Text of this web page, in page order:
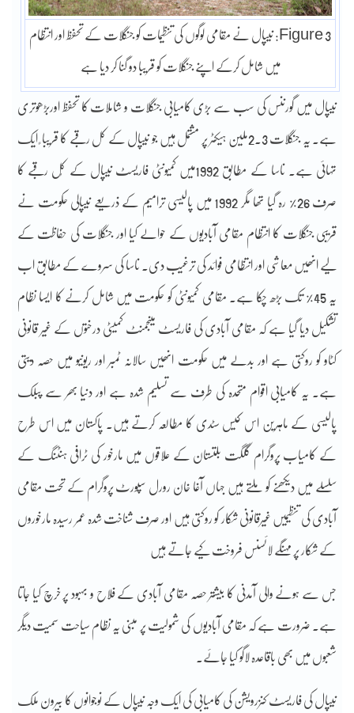
Figure 3: نیپال نے مقامی لوگوں کی تنظیمات کو جنگلات کے تحفظ اور انتظام
میں شامل کرکے اپنے جنگلات کو قریبا دو گنا کر دیا ہے
نیپال میں گورننس کی سب سے بڑی کامیابی جنگلات و شاملات کا تحفظ اوربڑھوتری
ہے۔ یہ جنگلات 2.3ملین ہیکٹر پر مشتمل ہیں جو نیپال کے کل رقبے کا قریبا ً ایک
تہائی ہے۔ ناسا کے مطابق 1992میں کمیونٹی فاریسٹ نیپال کے کُل رقبے کا
صرف 26% رہ گیا تھا مگر 1992 میں پالیسی ترامیم کے ذریعے نیپالی حکومت نے
قریبی جنگلات کا انتظام مقامی آبادیوں کے حوالے کیا اور جنگلات کی حفاظت کے
لیے انھیں معاشی اور انتظامی فوائد کی ترغیب دی۔ ناسا کی سروے کے مطابق اب
یہ 45% تک بڑھ چکا ہے۔ مقامی کمیونٹی کو حکومت میں شامل کرنے کا ایسا نظام
تشکیل دیا گیا ہے کہ مقامی آبادی کی فاریسٹ مینجمنٹ کمیٹی درختوں کے غیر قانونی
کٹاو کو روکتی ہے اور بدلے میں حکومت انھیں سالانہ ٹمبر اور ریونیو میں حصہ دیتی
ہے۔ یہ کامیابی اقوام متحدہ کی طرف سے تسلیم شدہ ہے اور دنیا بھر سے پبلک
پالیسی کے ماہرین اس کیس سٹدی کا مطالعہ کرتے ہیں۔ پاکستان میں اس طرح
کے کامیاب پروگرام گلگت بلتستان کے علاقوں میں مارخور کی ٹرافی ہنٹنگ کے
سلسلے میں دیکھنے کو ملتے ہیں جہاں آغا خان رورل سپورٹ پروگرام کے تحت مقامی
آبادی کی تنظیمیں غیرقانونی شکار کو روکتی ہیں اور صرف شناخت شدہ عمر رسیدہ مارخوروں
کے شکار پر مہنگے لائسنس فروخت کیے جاتے ہیں
جس سے ہونے والی آمدنی کا بیشتر حصہ مقامی آبادی کے فلاح و بہبود پر خرچ کیا جاتا
ہے۔ ضرورت ہے کہ مقامی آبادیوں کی شمولیت پر مبنی یہ نظام سیاحت سمیت دیگر
شعبوں میں بھی باقاعدہ لاگو کیا جائے۔
نیپال کی فاریسٹ کنزرویشن کی کامیابی کی ایک وجہ نیپال کے نوجوانوں کا بیرون ملک